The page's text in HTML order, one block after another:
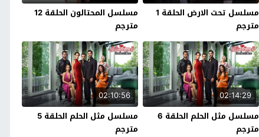
مسلسل تحت الارض الحلقة 1
مترجم
مسلسل المحتالون الحلقة 12
مترجم
02:14:29
مسلسل مثل الحلم الحلقة 6
مترجم
02:10:56
مسلسل مثل الحلم الحلقة 5
مترجم